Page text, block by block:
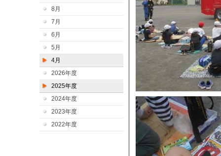
8月
7月
6月
5月
4月
2026年度
2025年度
2024年度
2023年度
2022年度